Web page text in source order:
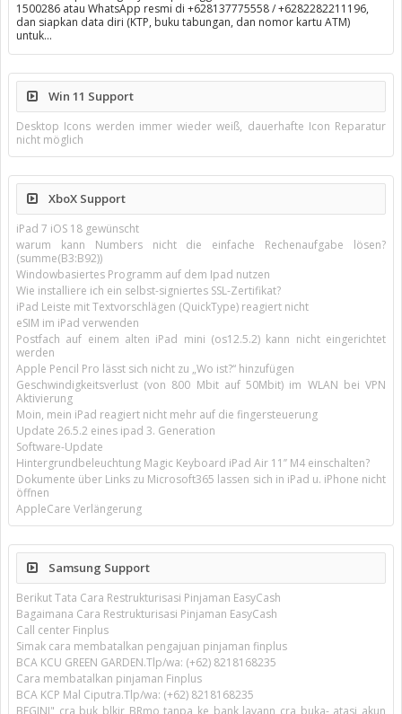
1500286 atau WhatsApp resmi di +628137775558 / +6282282211196,
dan siapkan data diri (KTP, buku tabungan, dan nomor kartu ATM)
untuk…
Win 11 Support
Desktop Icons werden immer wieder weiß, dauerhafte Icon Reparatur
nicht möglich
XboX Support
iPad 7 iOS 18 gewünscht
warum kann Numbers nicht die einfache Rechenaufgabe lösen?
(summe(B3:B92))
Windowbasiertes Programm auf dem Ipad nutzen
Wie installiere ich ein selbst-signiertes SSL-Zertifikat?
iPad Leiste mit Textvorschlägen (QuickType) reagiert nicht
eSIM im iPad verwenden
Postfach auf einem alten iPad mini (os12.5.2) kann nicht eingerichtet
werden
Apple Pencil Pro lässt sich nicht zu „Wo ist?“ hinzufügen
Geschwindigkeitsverlust (von 800 Mbit auf 50Mbit) im WLAN bei VPN
Aktivierung
Moin, mein iPad reagiert nicht mehr auf die fingersteuerung
Update 26.5.2 eines ipad 3. Generation
Software-Update
Hintergrundbeleuchtung Magic Keyboard iPad Air 11’’ M4 einschalten?
Dokumente über Links zu Microsoft365 lassen sich in iPad u. iPhone nicht
öffnen
AppleCare Verlängerung
Samsung Support
Berikut Tata Cara Restrukturisasi Pinjaman EasyCash
Bagaimana Cara Restrukturisasi Pinjaman EasyCash
Call center Finplus
Simak cara membatalkan pengajuan pinjaman finplus
BCA KCU GREEN GARDEN.Tlp/wa: (+62) 8218168235
Cara membatalkan pinjaman Finplus
BCA KCP Mal Ciputra.Tlp/wa: (+62) 8218168235
BEGINI" cra buk blkir BRmo tanpa ke bank layann cra buka- atasi akun